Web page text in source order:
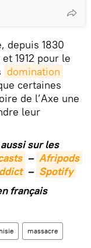
depuis 1830
1912 pour le
domination
certaines
de l’Axe une
leur
sur les
– Afripods
– Spotify
français
massacre